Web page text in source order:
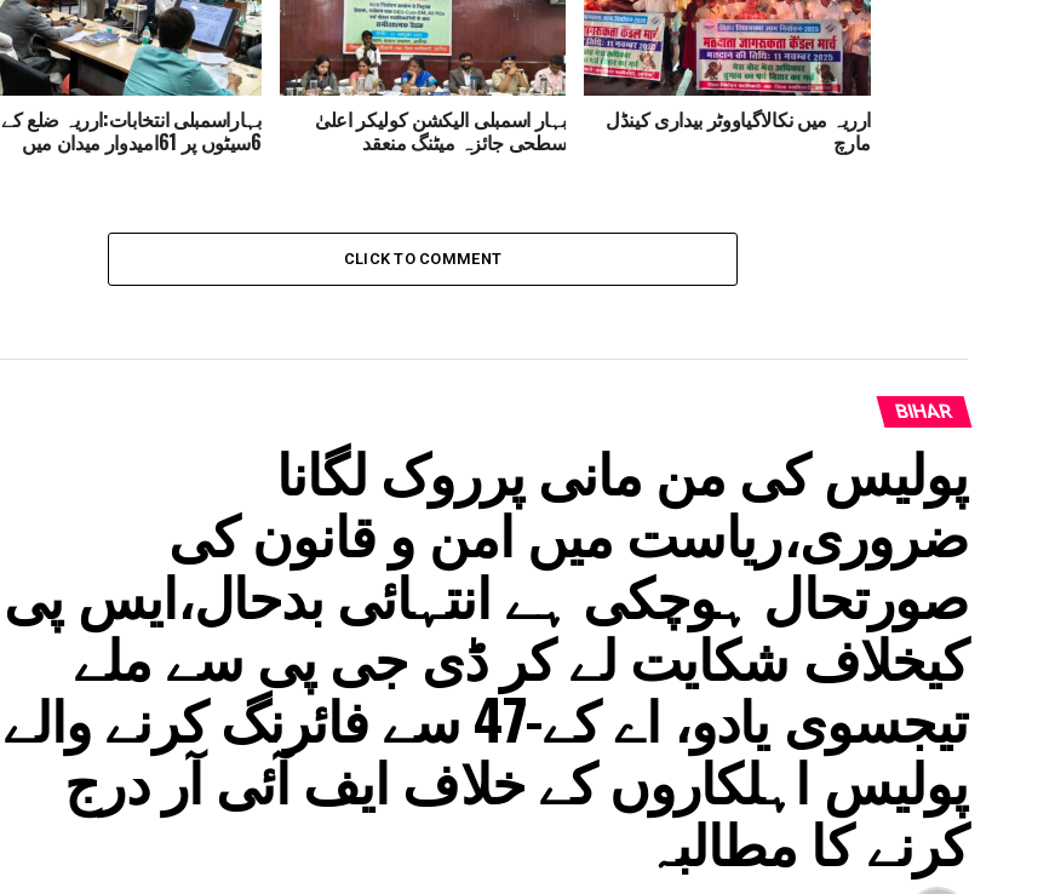
ارریہ میں نکالاگیاووٹر بیداری کینڈل
مارچ
بہار اسمبلی الیکشن کولیکر اعلیٰ
سطحی جائزہ میٹنگ منعقد
بہاراسمبلی انتخابات:ارریہ ضلع کے
6سیٹوں پر 61امیدوار میدان میں
CLICK TO COMMENT
BIHAR
پولیس کی من مانی پرروک لگانا
ضروری،ریاست میں امن و قانون کی
صورتحال ہوچکی ہے انتہائی بدحال،ایس پی
کیخلاف شکایت لے کر ڈی جی پی سے ملے
تیجسوی یادو، اے کے-47 سے فائرنگ کرنے والے
پولیس اہلکاروں کے خلاف ایف آئی آر درج
کرنے کا مطالبہ